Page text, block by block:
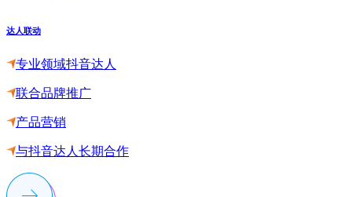
达人联动
专业领域抖音达人
联合品牌推广
产品营销
与抖音达人长期合作